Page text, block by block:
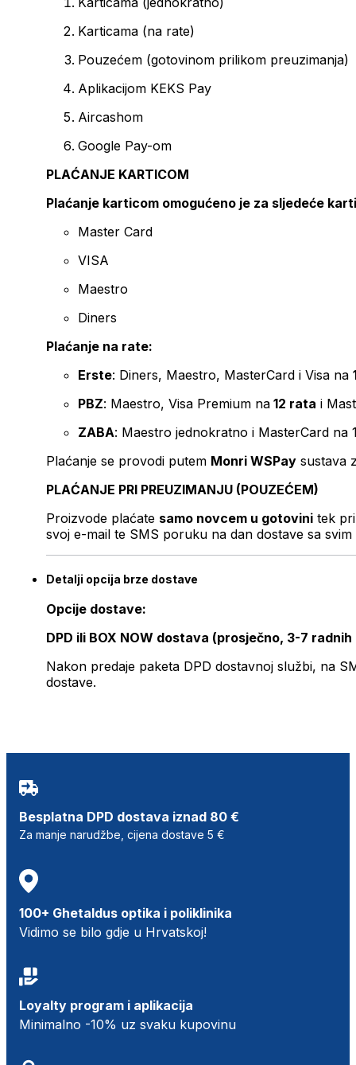
Karticama (na rate)
Pouzećem (gotovinom prilikom preuzimanja)
Aplikacijom KEKS Pay
Aircashom
Google Pay-om
PLAĆANJE KARTICOM
Plaćanje karticom omogućeno je za sljedeće
Master Card
VISA
Maestro
Diners
Plaćanje na rate:
Erste: Diners, Maestro, MasterCard i Visa na
PBZ: Maestro, Visa Premium na 12 rata i
ZABA: Maestro jednokratno i MasterCard na
Plaćanje se provodi putem Monri WSPay sustava
PLAĆANJE PRI PREUZIMANJU (POUZEĆEM)
Proizvode plaćate samo novcem u gotovini tek
svoj e-mail te SMS poruku na dan dostave sa svim
Detalji opcija brze dostave
Opcije dostave:
DPD ili BOX NOW dostava (prosječno, 3-7 radnih
Nakon predaje paketa DPD dostavnoj službi, na
dostave.
Besplatna DPD dostava iznad 80 €
Za manje narudžbe, cijena dostave 5 €
100+ Ghetaldus optika i poliklinika
Vidimo se bilo gdje u Hrvatskoj!
Loyalty program i aplikacija
Minimalno -10% uz svaku kupovinu